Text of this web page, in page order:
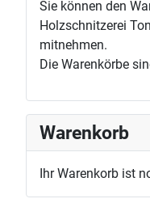
Sie können den
Holzschnitzerei
mitnehmen.
Die Warenkörbe
Warenkorb
Ihr Warenkorb ist